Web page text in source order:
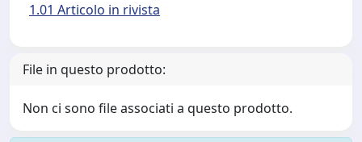
1.01 Articolo in rivista
File in questo prodotto:
Non ci sono file associati a questo prodotto.